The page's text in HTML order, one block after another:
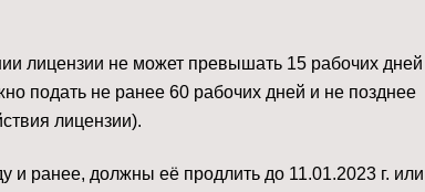
лицензии не может превышать 15 рабочих дней
подать не ранее 60 рабочих дней и не позднее
лицензии). ⠀
и ранее, должны её продлить до 11.01.2023 г. или